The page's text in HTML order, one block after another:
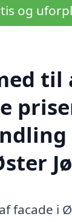
og
til
facade i